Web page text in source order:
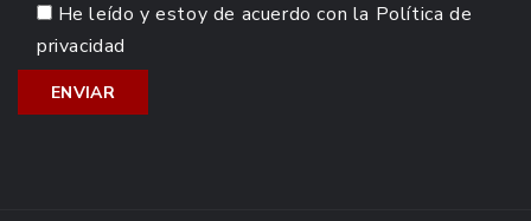
He leído y estoy de acuerdo con la Política de
privacidad